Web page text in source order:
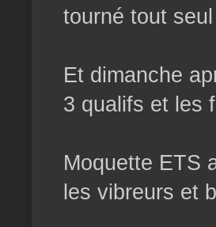
tourné tout
Et dimanche
3 qualifs et les
Moquette ETS
les vibreurs et